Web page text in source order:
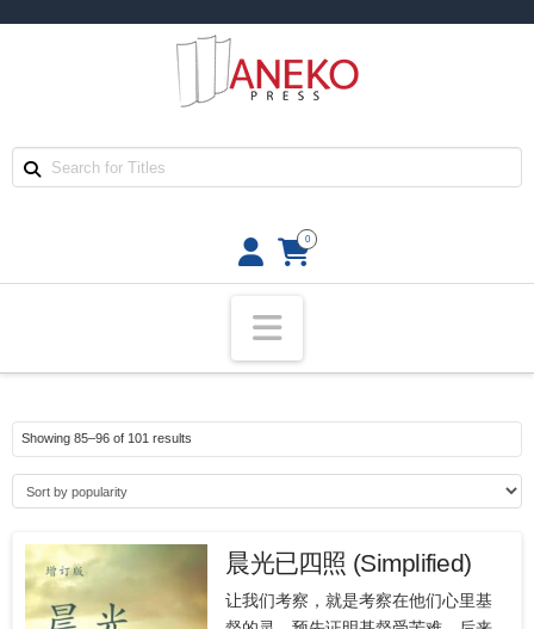
0
Navigation
Showing 85–96 of 101 results
晨光已四照 (Simplified)
让我们考察，就是考察在他们心里基